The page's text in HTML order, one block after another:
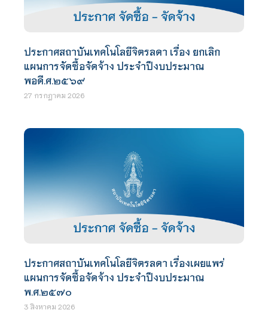
ประกาศสถาบันเทคโนโลยีจิตรลดา เรื่อง ยกเลิก
แผนการจัดซื้อจัดจ้าง ประจำปีงบประมาณ
พอดี.ศ.๒๕๖๙
27 กรกฎาคม 2026
ประกาศสถาบันเทคโนโลยีจิตรลดา เรื่องเผยแพร่
แผนการจัดซื้อจัดจ้าง ประจำปีงบประมาณ
พ.ศ.๒๕๗๐
3 สิงหาคม 2026